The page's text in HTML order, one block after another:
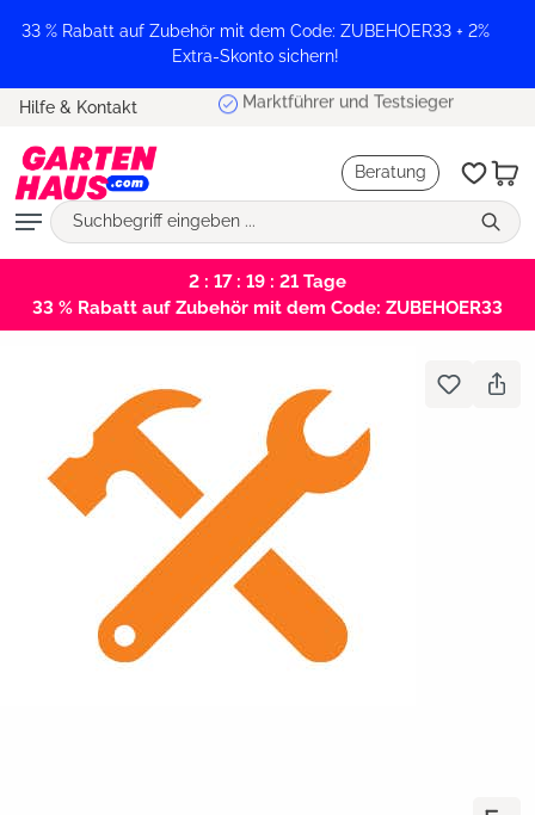
springen
33 % Rabatt auf Zubehör mit dem Code: ZUBEHOER33 + 2%
Extra-Skonto sichern!
Hilfe & Kontakt Marktführer und Testsieger
Beratung
2 : 17 : 19 : 21 Tage
33 % Rabatt auf Zubehör mit dem Code: ZUBEHOER33